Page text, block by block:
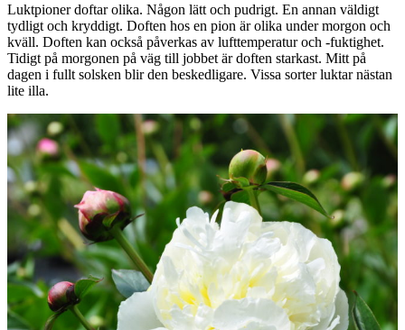
Luktpioner doftar olika. Någon lätt och pudrigt. En annan väldigt
tydligt och kryddigt. Doften hos en pion är olika under morgon och
kväll. Doften kan också påverkas av lufttemperatur och -fuktighet.
Tidigt på morgonen på väg till jobbet är doften starkast. Mitt på
dagen i fullt solsken blir den beskedligare. Vissa sorter luktar nästan
lite illa.